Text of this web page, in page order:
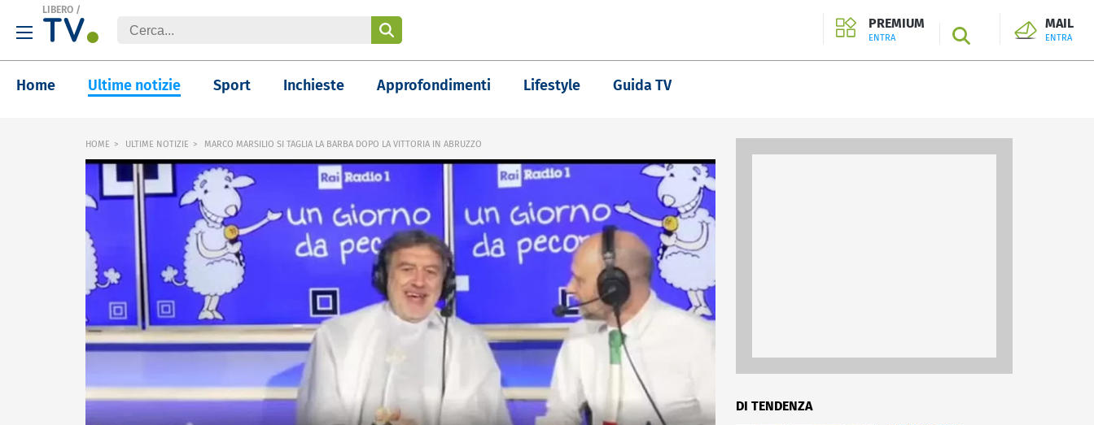
LIBERO /
PREMIUM
ENTRA SEARCH
MAIL
ENTRA
Home Ultime notizie Sport Inchieste Approfondimenti Lifestyle Guida TV
HOME ULTIME NOTIZIE MARCO MARSILIO SI TAGLIA LA BARBA DOPO LA VITTORIA IN ABRUZZO
DI TENDENZA